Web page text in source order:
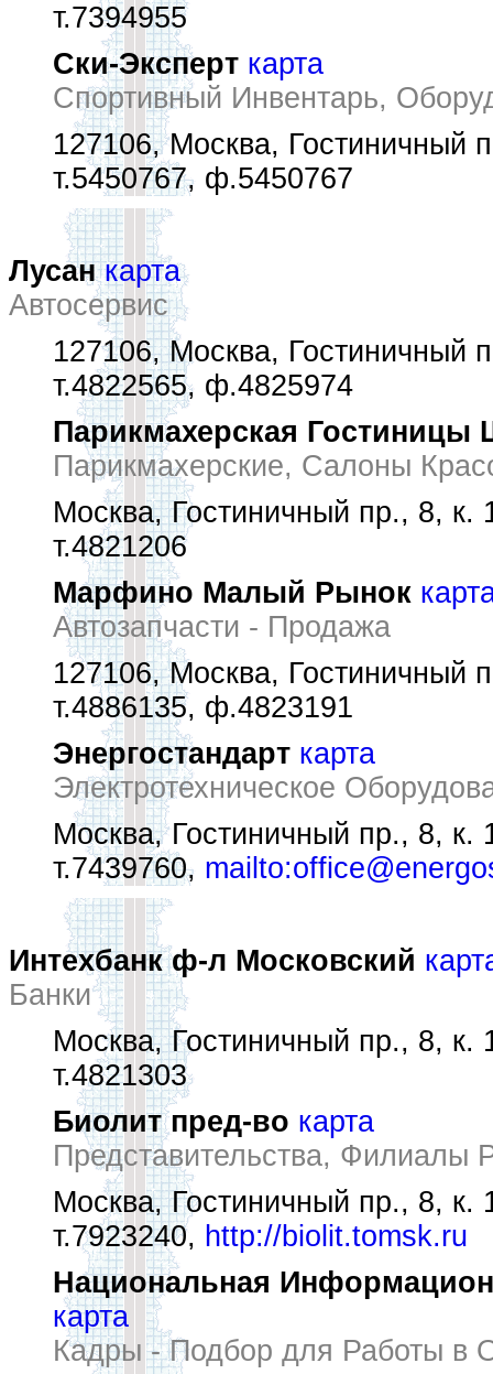
т.7394955
Ски-Эксперт карта
Спортивный Инвентарь,
127106, Москва, Гостиничный
т.5450767, ф.5450767
Лусан карта
Автосервис
127106, Москва, Гостиничный
т.4822565, ф.4825974
Парикмахерская Гостиницы
Парикмахерские, Салоны
Москва, Гостиничный пр., 8, к.
т.4821206
Марфино Малый Рынок
Автозапчасти - Продажа
127106, Москва, Гостиничный
т.4886135, ф.4823191
Энергостандарт карта
Электротехническое
Москва, Гостиничный пр., 8, к.
т.7439760,
Интехбанк ф-л Московский
Банки
Москва, Гостиничный пр., 8, к.
т.4821303
Биолит пред-во карта
Представительства, Филиалы
Москва, Гостиничный пр., 8, к.
т.7923240, http://biolit.tomsk.ru
Национальная
карта
Кадры - Подбор для Работы в